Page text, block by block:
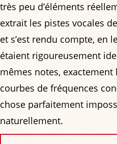
très peu d’éléments
extrait les pistes vocales
et s’est rendu compte, en
étaient rigoureusement
mêmes notes,
courbes de fréquences
chose parfaitement
naturellement.